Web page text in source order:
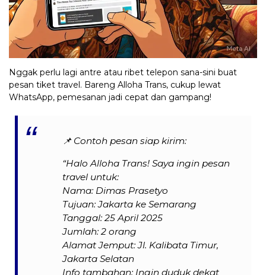
Nggak perlu lagi antre atau ribet telepon sana-sini buat
pesan tiket travel. Bareng Alloha Trans, cukup lewat
WhatsApp, pemesanan jadi cepat dan gampang!
📌 Contoh pesan siap kirim:
“Halo Alloha Trans! Saya ingin pesan
travel untuk:
Nama: Dimas Prasetyo
Tujuan: Jakarta ke Semarang
Tanggal: 25 April 2025
Jumlah: 2 orang
Alamat Jemput: Jl. Kalibata Timur,
Jakarta Selatan
Info tambahan: Ingin duduk dekat